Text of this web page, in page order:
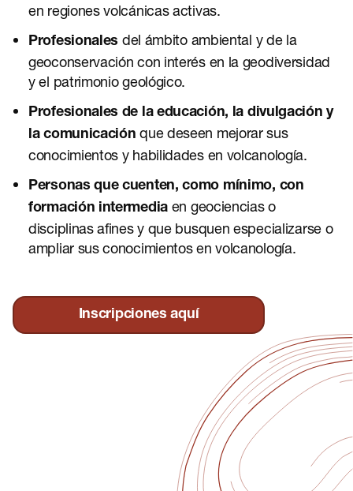
en regiones volcánicas activas.
Profesionales del ámbito ambiental y de la
geoconservación con interés en la geodiversidad
y el patrimonio geológico.
Profesionales de la educación, la divulgación y
la comunicación que deseen mejorar sus
conocimientos y habilidades en volcanología.
Personas que cuenten, como mínimo, con
formación intermedia en geociencias o
disciplinas afines y que busquen especializarse o
ampliar sus conocimientos en volcanología.
Inscripciones aquí